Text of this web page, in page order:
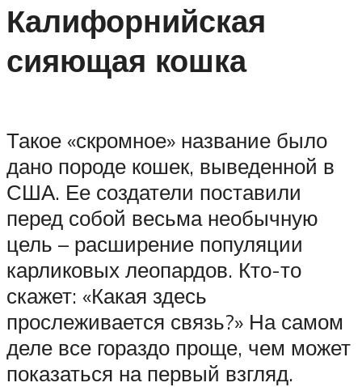
Калифорнийская
сияющая кошка
Такое «скромное» название было
дано породе кошек, выведенной в
США. Ее создатели поставили
перед собой весьма необычную
цель – расширение популяции
карликовых леопардов. Кто-то
скажет: «Какая здесь
прослеживается связь?» На самом
деле все гораздо проще, чем может
показаться на первый взгляд.